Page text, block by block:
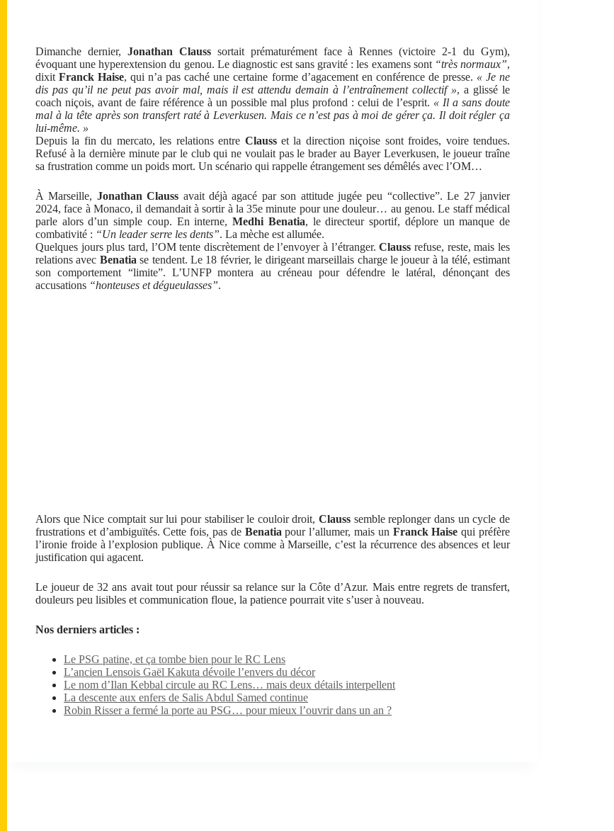
Dimanche dernier, Jonathan Clausssortait prématurément face à Rennes (victoire 2-1 du Gym),
évoquant une hyperextension du genou. Le diagnostic est sans gravité : les examens sont “très normaux”,
dixitFranck Haise, qui n’a pas caché une certaine forme d’agacement en conférence de presse. « Je ne
dis pas qu’il ne peut pas avoir mal, mais il est attendu demain à l’entraînement collectif », a glissé le
coach niçois, avant de faire référence à un possible mal plus profond : celui de l’esprit. « Il a sans doute
mal à la tête après son transfert raté à Leverkusen. Mais ce n’est pas à moi de gérer ça. Il doit régler ça
lui-même. »
Depuis la fin du mercato, les relations entre Clausset la direction niçoise sont froides, voire tendues.
Refusé à la dernière minute par le club qui ne voulait pas le brader au Bayer Leverkusen, le joueur traîne
sa frustration comme un poids mort. Un scénario qui rappelle étrangement ses démêlés avec l’OM…
À Marseille, Jonathan Clauss avait déjà agacé par son attitude jugée peu “collective”. Le 27 janvier
2024, face à Monaco, il demandait à sortir à la 35e minute pour une douleur… au genou. Le staff médical
parle alors d’un simple coup. En interne,Medhi Benatia, le directeur sportif, déplore un manque de
combativité : “Un leader serre les dents”. La mèche est allumée.
Quelques jours plus tard, l’OM tente discrètement de l’envoyer à l’étranger.Clauss refuse, reste, mais les
relations avec Benatia se tendent. Le 18 février, le dirigeant marseillais charge le joueur à la télé, estimant
son comportement “limite”. L’UNFP montera au créneau pour défendre le latéral, dénonçant des
accusations “honteuses et dégueulasses”.
Alors que Nice comptait sur lui pour stabiliser le couloir droit,Clauss semble replonger dans un cycle de
frustrations et d’ambiguïtés. Cette fois, pas de Benatia pour l’allumer, mais un Franck Haise qui préfère
l’ironie froide à l’explosion publique. À Nice comme à Marseille, c’est la récurrence des absences et leur
justification qui agacent.
Le joueur de 32 ans avait tout pour réussir sa relance sur la Côte d’Azur. Mais entre regrets de transfert,
douleurs peu lisibles et communication floue, la patience pourrait vite s’user à nouveau.
Nos derniers articles :
Le PSG patine, et ça tombe bien pour le RC Lens
L’ancien Lensois Gaël Kakuta dévoile l’envers du décor
Le nom d’Ilan Kebbal circule au RC Lens… mais deux détails interpellent
La descente aux enfers de Salis Abdul Samed continue
Robin Risser a fermé la porte au PSG… pour mieux l’ouvrir dans un an ?